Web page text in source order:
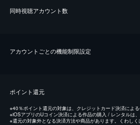
同時視聴アカウント数
アカウントごとの機能制限設定
ポイント還元
※40％ポイント還元の対象は、クレジットカード決済による
※iOSアプリのUコイン決済による作品の購入 / レンタルは
※還元の対象外となる決済方法や商品があります。くわしく